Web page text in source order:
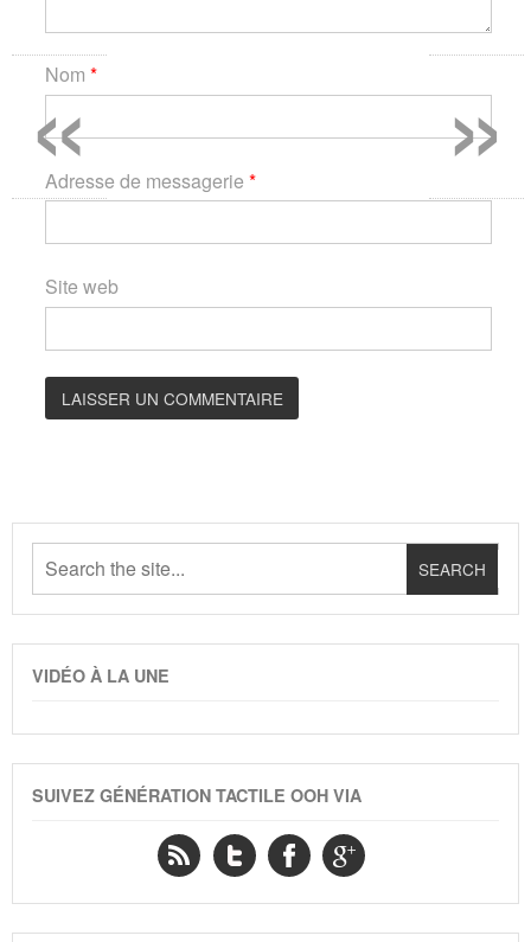
Nom *
Adresse de messagerie *
Site web
VIDÉO À LA UNE
SUIVEZ GÉNÉRATION TACTILE OOH VIA
»
«